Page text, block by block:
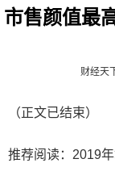
市售颜值最
财经天
（正文已结束）
推荐阅读： 2019